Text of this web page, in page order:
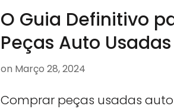
O Guia Definitivo
Peças Auto Usadas
on Março 28, 2024
Comprar peças usadas